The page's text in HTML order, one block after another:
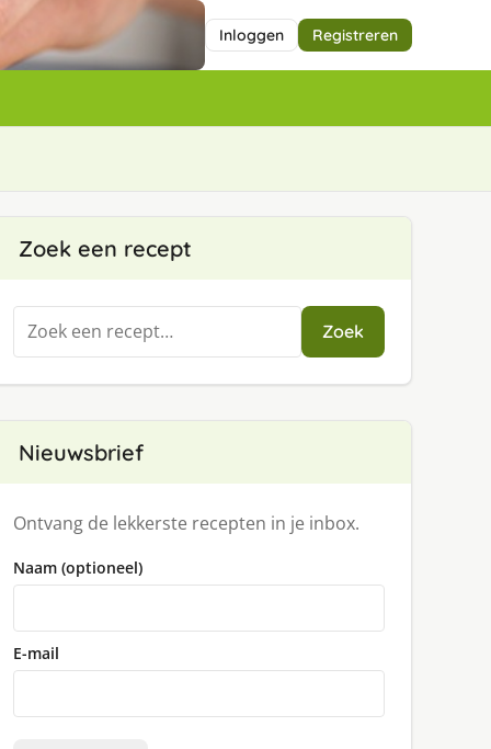
Inloggen Registreren
Zoek een recept
Zoeken
naar:
Zoek
Nieuwsbrief
Ontvang de lekkerste recepten in je inbox.
Naam (optioneel)
E-mail